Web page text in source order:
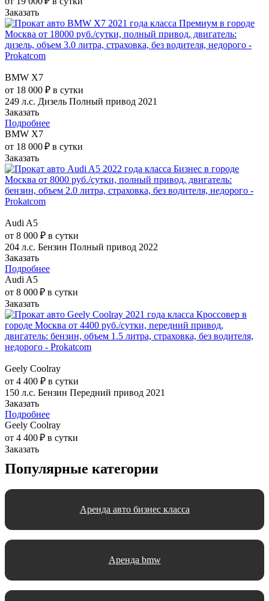
Заказать
BMW X7
от 18 000 ₽ в сутки
249 л.с. Дизель Полный привод 2021
Заказать
Подробнее
BMW X7
от 18 000 ₽ в сутки
Заказать
Audi A5
от 8 000 ₽ в сутки
204 л.с. Бензин Полный привод 2022
Заказать
Подробнее
Audi A5
от 8 000 ₽ в сутки
Заказать
Geely Coolray
от 4 400 ₽ в сутки
150 л.с. Бензин Передний привод 2021
Заказать
Подробнее
Geely Coolray
от 4 400 ₽ в сутки
Заказать
Популярные категории
Аренда авто бизнес класса
Аренда bmw